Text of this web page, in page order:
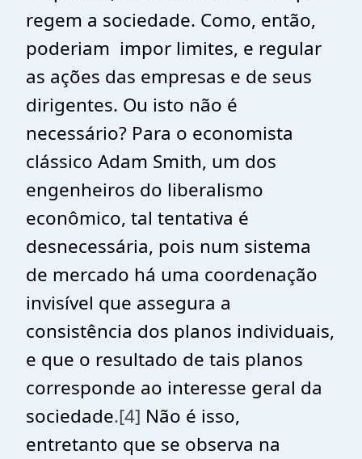
regem a sociedade. Como, então,
poderiam impor limites, e regular
as ações das empresas e de seus
dirigentes. Ou isto não é
necessário? Para o economista
clássico Adam Smith, um dos
engenheiros do liberalismo
econômico, tal tentativa é
desnecessária, pois num sistema
de mercado há uma coordenação
invisível que assegura a
consistência dos planos individuais,
e que o resultado de tais planos
corresponde ao interesse geral da
sociedade.[4] Não é isso,
entretanto que se observa na